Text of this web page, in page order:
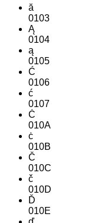
ă
0103
Ą
0104
ą
0105
Ć
0106
ć
0107
Ċ
010A
ċ
010B
Č
010C
č
010D
Ď
010E